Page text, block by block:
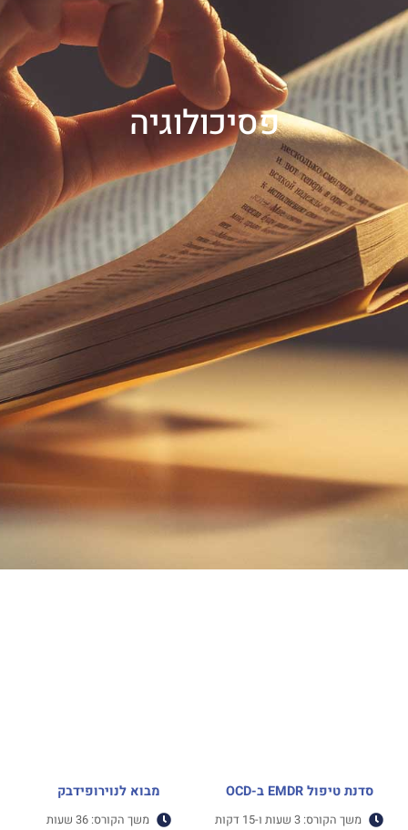
פסיכולוגיה
סדנת טיפול EMDR ב-OCD
משך הקורס: 3 שעות ו-15 דקות
מבוא לנוירופידבק
משך הקורס: 36 שעות